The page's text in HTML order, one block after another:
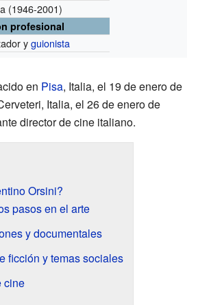
(1946-2001)
profesional
yguionista
en Pisa, Italia, el 19 de enero de
Italia, el 26 de enero de
director de cine italiano.
Orsini?
pasos en el arte
y documentales
ficción y temas sociales
cine